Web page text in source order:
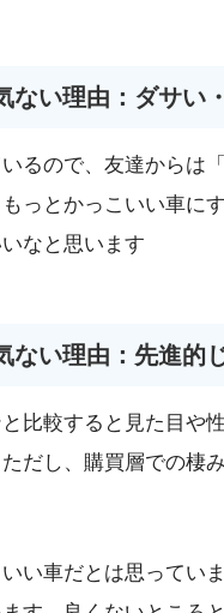
ない理由：ダサい
るので、友達からは
っとかっこいい車に
なと思います
ない理由：先進的
比較すると見た目や
だし、購買層での棲
い車だとは思ってい